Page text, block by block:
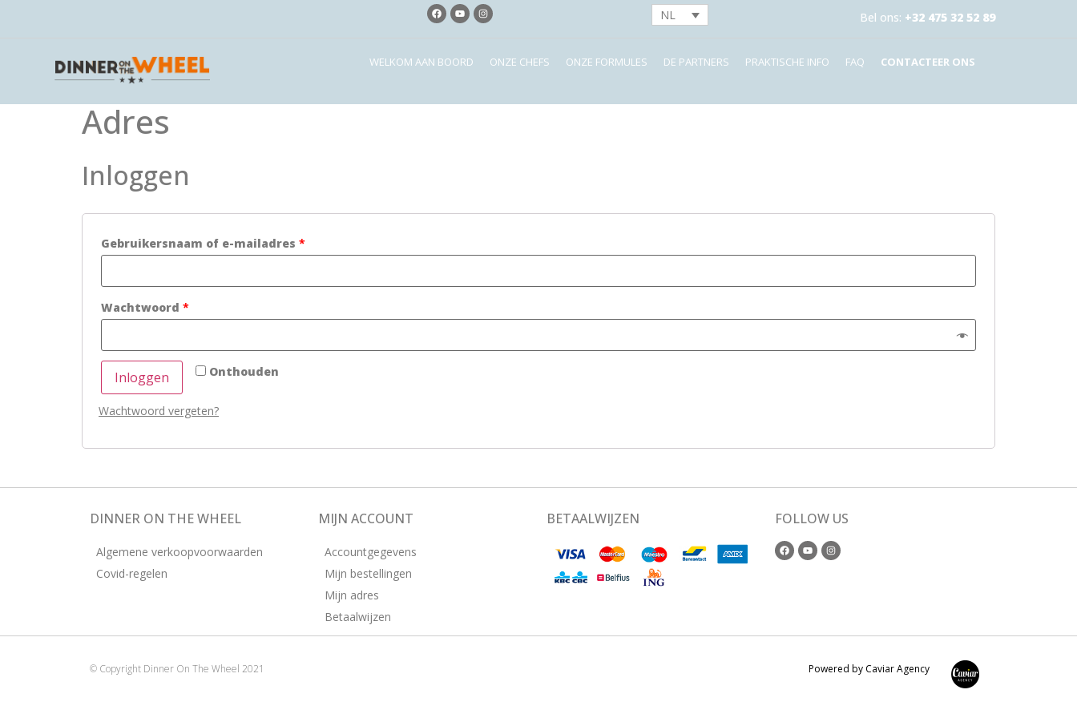
NL Bel ons: +32 475 32 52 89
WELKOM AAN BOORD ONZE CHEFS ONZE FORMULES DE PARTNERS PRAKTISCHE INFO FAQ CONTACTEER ONS
Adres
Inloggen
Gebruikersnaam of e-mailadres *
Wachtwoord *
Onthouden
Inloggen
Wachtwoord vergeten?
DINNER ON THE WHEEL
Algemene verkoopvoorwaarden
Covid-regelen
MIJN ACCOUNT
Accountgegevens
Mijn bestellingen
Mijn adres
Betaalwijzen
BETAALWIJZEN FOLLOW US
© Copyright Dinner On The Wheel 2021 Powered by Caviar Agency